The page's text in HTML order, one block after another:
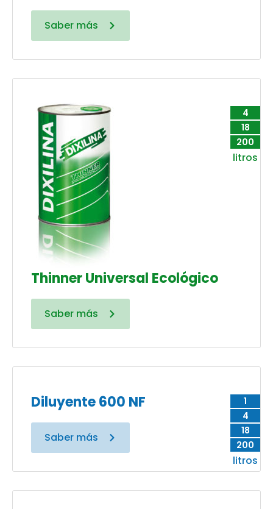
Saber más
4
18
200
litros
Thinner Universal Ecológico
Saber más
1
4
18
200
litros
Diluyente 600 NF
Saber más